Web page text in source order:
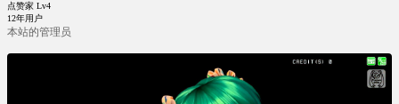
点赞家 Lv4
12年用户
本站的管理员